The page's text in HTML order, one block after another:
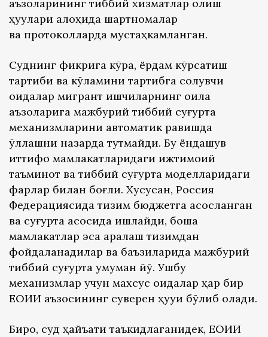
аъзоларининг тиббий хизматлар олиш
ҳуқуқлари алоҳида шартномалар
ва протоколларда мустаҳкамланган.
Суднинг фикрига кўра, ёрдам кўрсатиш
тартиби ва кўламини тартибга солувчи
қоидалар мигрант ишчиларнинг оила
аъзоларига мажбурий тиббий суғурта
механизмларини автоматик равишда
қўллашни назарда тутмайди. Бу ёндашув
иттифоқ мамлакатларидаги ижтимоий
таъминот ва тиббий суғурта моделларидаги
фарқлар билан боғлиқ. Хусусан, Россия
Федерациясида тизим бюджетга асосланган
ва суғурта асосида ишлайди, бошқа
мамлакатлар эса аралаш тизимдан
фойдаланадилар ва баъзиларида мажбурий
тиббий суғурта умуман йўқ. Ушбу
механизмлар учун махсус қоидалар ҳар бир
ЕОИИ аъзосининг суверен ҳуқуқи бўлиб қолади.
Бироқ, суд ҳайъати таъкидлаганидек, ЕОИИ